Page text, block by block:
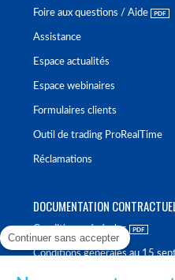
Foire aux questions / Aide
Assistance
Espace actualités
Espace webinaires
Formulaires clients
Outil de trading ProRealTime
Réclamations
DOCUMENTATION
Conditions générales
Conditions générales au 15
Continuer sans accepter